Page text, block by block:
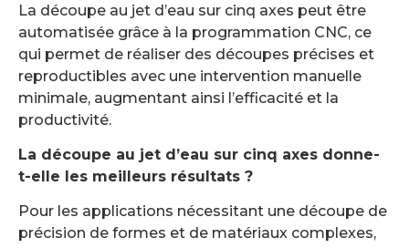
La découpe au jet d’eau sur cinq axes peut être
automatisée grâce à la programmation CNC, ce
qui permet de réaliser des découpes précises et
reproductibles avec une intervention manuelle
minimale, augmentant ainsi l’efficacité et la
productivité.
La découpe au jet d’eau sur cinq axes donne-
t-elle les meilleurs résultats ?
Pour les applications nécessitant une découpe de
précision de formes et de matériaux complexes,